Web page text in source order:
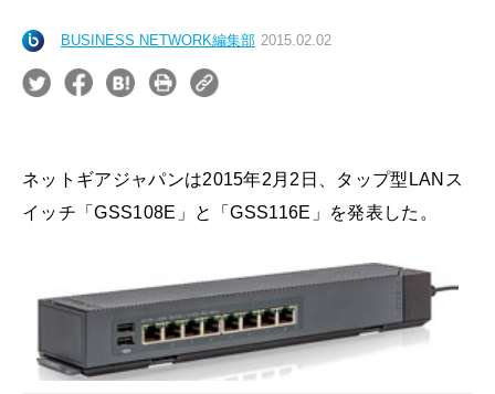
BUSINESS NETWORK編集部 2015.02.02
ネットギアジャパンは2015年2月2日、タップ型LANス
イッチ「GSS108E」と「GSS116E」を発表した。